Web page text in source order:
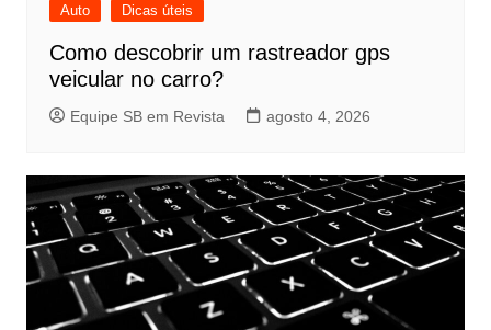
Auto Dicas úteis
Como descobrir um rastreador gps
veicular no carro?
Equipe SB em Revista agosto 4, 2026